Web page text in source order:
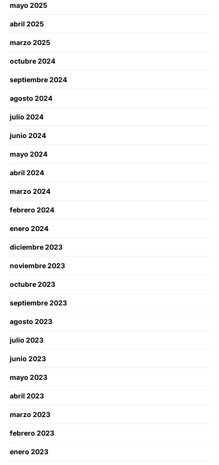
mayo 2025
abril 2025
marzo 2025
octubre 2024
septiembre 2024
agosto 2024
julio 2024
junio 2024
mayo 2024
abril 2024
marzo 2024
febrero 2024
enero 2024
diciembre 2023
noviembre 2023
octubre 2023
septiembre 2023
agosto 2023
julio 2023
junio 2023
mayo 2023
abril 2023
marzo 2023
febrero 2023
enero 2023